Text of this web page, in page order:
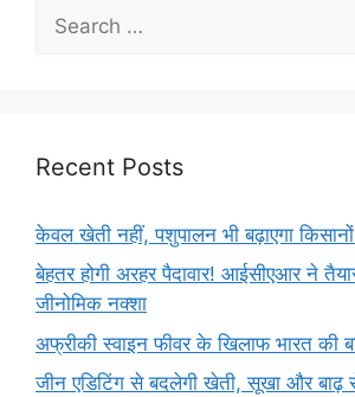
Recent Posts
केवल खेती नहीं, पशुपालन भी बढ़ाएगा
बेहतर होगी अरहर पैदावार! आईसीएआर ने
जीनोमिक नक्शा
अफ्रीकी स्वाइन फीवर के खिलाफ भारत की
जीन एडिटिंग से बदलेगी खेती, सूखा और